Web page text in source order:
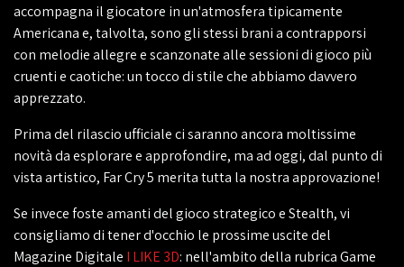
accompagna il giocatore in un'atmosfera tipicamente
Americana e, talvolta, sono gli stessi brani a contrapporsi
con melodie allegre e scanzonate alle sessioni di gioco più
cruenti e caotiche: un tocco di stile che abbiamo davvero
apprezzato.
Prima del rilascio ufficiale ci saranno ancora moltissime
novità da esplorare e approfondire, ma ad oggi, dal punto di
vista artistico, Far Cry 5 merita tutta la nostra approvazione!
Se invece foste amanti del gioco strategico e Stealth, vi
consigliamo di tener d'occhio le prossime uscite del
Magazine Digitale I LIKE 3D: nell'ambito della rubrica Game